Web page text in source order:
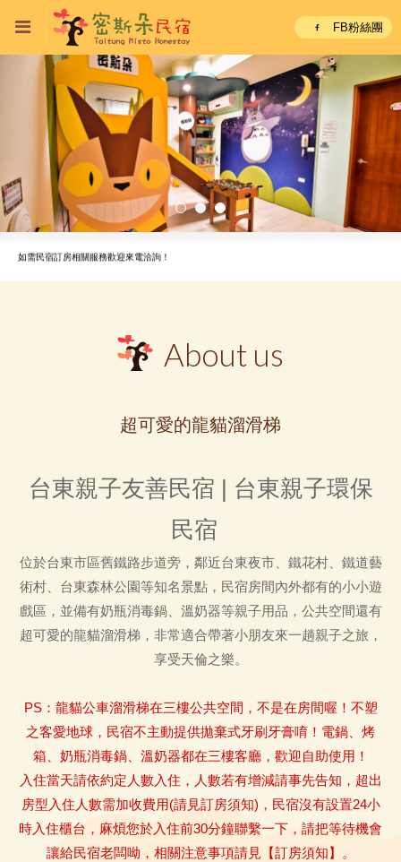
FB粉絲團
如需民宿訂房相關服務歡迎來電洽詢！
如需民宿訂房相關服務歡迎來電洽詢！
About us
超可愛的龍貓溜滑梯
台東親子友善民宿 | 台東親子環保
民宿
位於台東市區舊鐵路步道旁，鄰近台東夜市、鐵花村、鐵道藝
術村、台東森林公園等知名景點，民宿房間內外都有的小小遊
戲區，並備有奶瓶消毒鍋、溫奶器等親子用品，公共空間還有
超可愛的龍貓溜滑梯，非常適合帶著小朋友來一趟親子之旅，
享受天倫之樂。
PS：龍貓公車溜滑梯在三樓公共空間，不是在房間喔！不塑
之客愛地球，民宿不主動提供拋棄式牙刷牙膏唷！電鍋、烤
箱、奶瓶消毒鍋、溫奶器都在三樓客廳，歡迎自助使用！
入住當天請依約定人數入住，人數若有增減請事先告知，超出
房型入住人數需加收費用(請見訂房須知)，民宿沒有設置24小
時入住櫃台，麻煩您於入住前30分鐘聯繫一下，請把等待機會
讓給民宿老闆呦，相關注意事項請見 【訂房須知】 。